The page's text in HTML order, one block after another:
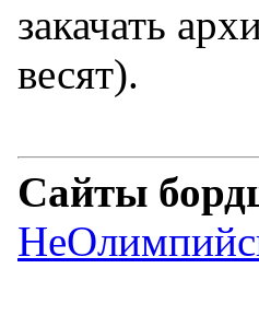
закачать
весят).
Сайты